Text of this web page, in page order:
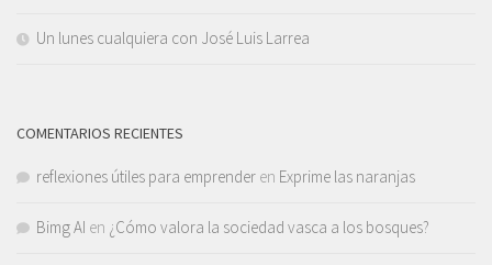
Un lunes cualquiera con José Luis Larrea
COMENTARIOS RECIENTES
reflexiones útiles para emprender en Exprime las naranjas
Bimg AI en ¿Cómo valora la sociedad vasca a los bosques?